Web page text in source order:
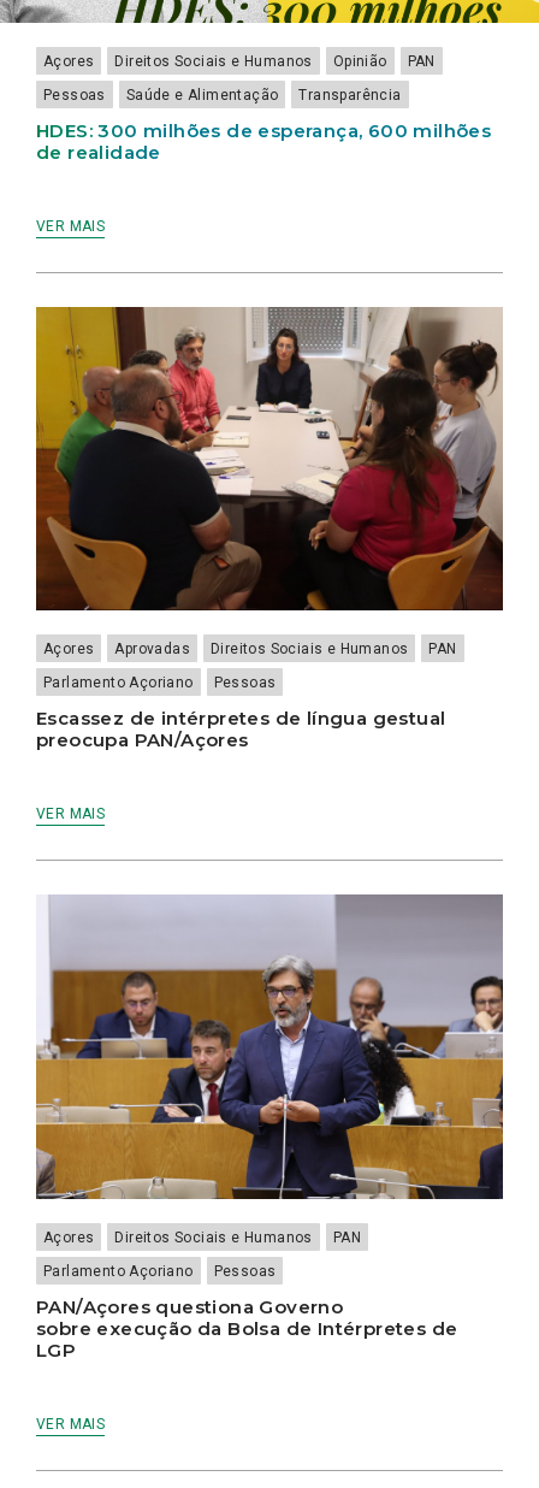
Açores Direitos Sociais e Humanos Opinião
PAN
Pessoas
Saúde e Alimentação Transparência
HDES: 300 milhões de esperança, 600 milhões
de realidade
VER MAIS
Açores Aprovadas Direitos Sociais e Humanos
PAN
Parlamento Açoriano
Pessoas
Escassez de intérpretes de língua gestual
preocupa PAN/Açores
VER MAIS
Açores Direitos Sociais e Humanos
PAN
Parlamento Açoriano
Pessoas
PAN/Açores questiona Governo
sobre execução da Bolsa de Intérpretes de
LGP
VER MAIS